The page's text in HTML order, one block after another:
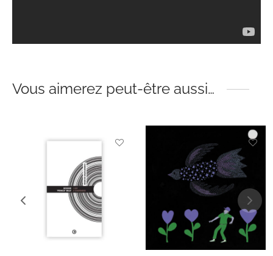
Vous aimerez peut-être aussi…